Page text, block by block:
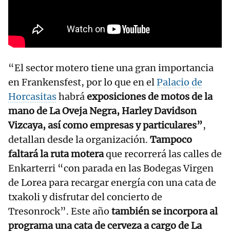
“El sector motero tiene una gran importancia
en Frankensfest, por lo que en elPalacio de
Horcasitashabráexposiciones de motos de la
mano de La Oveja Negra, Harley Davidson
Vizcaya, así como empresas y particulares”,
detallan desde la organización. Tampoco
faltará la ruta moteraque recorrerá las calles de
Enkarterri “con parada en las Bodegas Virgen
de Lorea para recargar energía con una cata de
txakoli y disfrutar del concierto de
Tresonrock”. Este año también se incorpora al
programa una cata de cerveza a cargo de La